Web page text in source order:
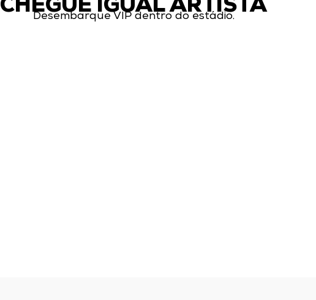
Desembarque VIP dentro do estádio.